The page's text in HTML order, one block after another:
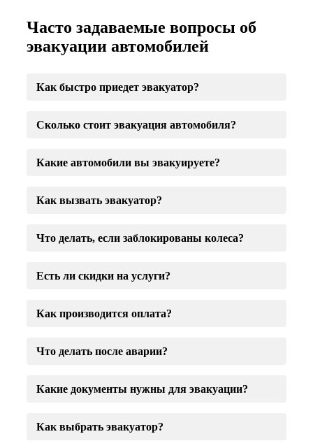
Часто задаваемые вопросы об
эвакуации автомобилей
Как быстро приедет эвакуатор?
Сколько стоит эвакуация автомобиля?
Какие автомобили вы эвакуируете?
Как вызвать эвакуатор?
Что делать, если заблокированы колеса?
Есть ли скидки на услуги?
Как производится оплата?
Что делать после аварии?
Какие документы нужны для эвакуации?
Как выбрать эвакуатор?